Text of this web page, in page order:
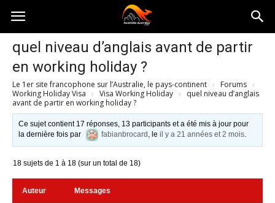
Australia-
australie.com
quel niveau d’anglais avant de partir
en working holiday ?
Le 1er site francophone sur l’Australie, le pays-continent › Forums ›
Working Holiday Visa › Visa Working Holiday ›
quel niveau d’anglais
avant de partir en working holiday ?
Ce sujet contient 17 réponses, 13 participants et a été mis à jour pour
la dernière fois par
fabianbrocard , leil y a 21 années et 2 mois.
18 sujets de 1 à 18 (sur un total de 18)
Auteur Messages